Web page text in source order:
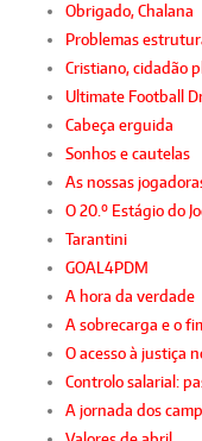
Obrigado, Chalana
Problemas
Cristiano, cidadão
Ultimate Football
Cabeça erguida
Sonhos e cautelas
As nossas
O 20.º Estágio do
Tarantini
GOAL4PDM
A hora da verdade
A sobrecarga e o
O acesso à justiça
Controlo salarial:
A jornada dos